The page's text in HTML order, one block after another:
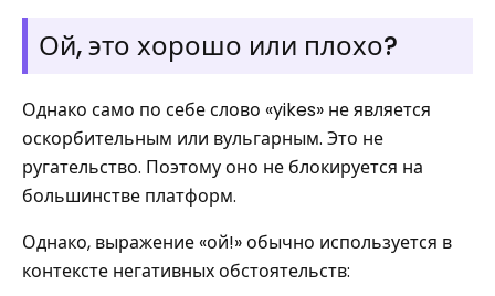
Ой, это хорошо или плохо?
Однако само по себе слово «yikes» не является
оскорбительным или вульгарным. Это не
ругательство. Поэтому оно не блокируется на
большинстве платформ.
Однако, выражение «ой!» обычно используется в
контексте негативных обстоятельств: